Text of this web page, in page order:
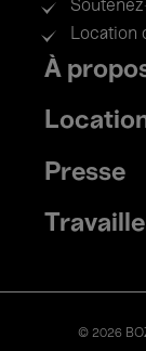
Location
Footer
menu
À
Presse
© 2026